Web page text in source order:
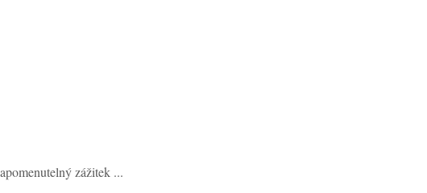
zážitek ...